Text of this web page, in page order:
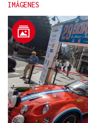
IMÁGENES